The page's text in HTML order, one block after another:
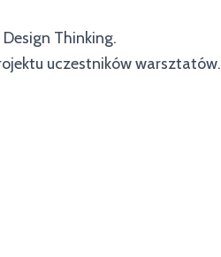
Thinking.
uczestników warsztatów.